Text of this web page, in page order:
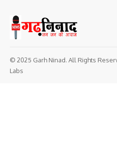
© 2025 Garh Ninad. All Rights
Labs